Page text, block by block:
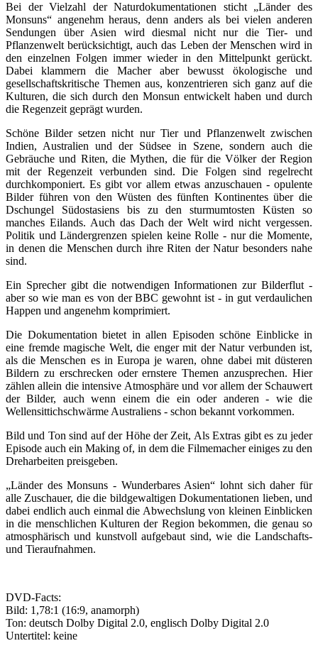
Bei der Vielzahl der Naturdokumentationen sticht „Länder des
Monsuns“ angenehm heraus, denn anders als bei vielen anderen
Sendungen über Asien wird diesmal nicht nur die Tier- und
Pflanzenwelt berücksichtigt, auch das Leben der Menschen wird in
den einzelnen Folgen immer wieder in den Mittelpunkt gerückt.
Dabei klammern die Macher aber bewusst ökologische und
gesellschaftskritische Themen aus, konzentrieren sich ganz auf die
Kulturen, die sich durch den Monsun entwickelt haben und durch
die Regenzeit geprägt wurden.
Schöne Bilder setzen nicht nur Tier und Pflanzenwelt zwischen
Indien, Australien und der Südsee in Szene, sondern auch die
Gebräuche und Riten, die Mythen, die für die Völker der Region
mit der Regenzeit verbunden sind. Die Folgen sind regelrecht
durchkomponiert. Es gibt vor allem etwas anzuschauen - opulente
Bilder führen von den Wüsten des fünften Kontinentes über die
Dschungel Südostasiens bis zu den sturmumtosten Küsten so
manches Eilands. Auch das Dach der Welt wird nicht vergessen.
Politik und Ländergrenzen spielen keine Rolle - nur die Momente,
in denen die Menschen durch ihre Riten der Natur besonders nahe
sind.
Ein Sprecher gibt die notwendigen Informationen zur Bilderflut -
aber so wie man es von der BBC gewohnt ist - in gut verdaulichen
Happen und angenehm komprimiert.
Die Dokumentation bietet in allen Episoden schöne Einblicke in
eine fremde magische Welt, die enger mit der Natur verbunden ist,
als die Menschen es in Europa je waren, ohne dabei mit düsteren
Bildern zu erschrecken oder ernstere Themen anzusprechen. Hier
zählen allein die intensive Atmosphäre und vor allem der Schauwert
der Bilder, auch wenn einem die ein oder anderen - wie die
Wellensittichschwärme Australiens - schon bekannt vorkommen.
Bild und Ton sind auf der Höhe der Zeit, Als Extras gibt es zu jeder
Episode auch ein Making of, in dem die Filmemacher einiges zu den
Dreharbeiten preisgeben.
„Länder des Monsuns - Wunderbares Asien“ lohnt sich daher für
alle Zuschauer, die die bildgewaltigen Dokumentationen lieben, und
dabei endlich auch einmal die Abwechslung von kleinen Einblicken
in die menschlichen Kulturen der Region bekommen, die genau so
atmosphärisch und kunstvoll aufgebaut sind, wie die Landschafts-
und Tieraufnahmen.
DVD-Facts:
Bild: 1,78:1 (16:9, anamorph)
Ton: deutsch Dolby Digital 2.0, englisch Dolby Digital 2.0
Untertitel: keine